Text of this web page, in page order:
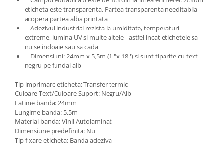
eticheta este transparenta. Partea transparenta needitabila
acopera partea alba printata
Adezivul industrial rezista la umiditate, temperaturi
extreme, lumina UV si multe altele - astfel incat etichetele sa
nu se indoaie sau sa cada
Dimensiuni: 24mm x 5,5m (1 "x 18 ') si sunt tiparite cu text
negru pe fundal alb
Tip imprimare eticheta: Transfer termic
Culoare Text/Culoare Suport: Negru/Alb
Latime banda: 24mm
Lungime banda: 5,5m
Material banda: Vinil Autolaminat
Dimensiune predefinita: Nu
Tip fixare eticheta: Banda adeziva